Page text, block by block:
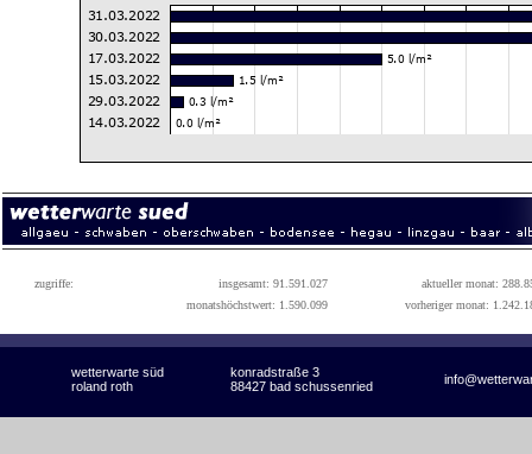
zugriffe: insgesamt: 91.591.027
aktueller monat:
monatshöchstwert: 1.590.099
vorheriger monat:
wetterwarte süd konradstraße 3
roland roth 88427 bad schussenried